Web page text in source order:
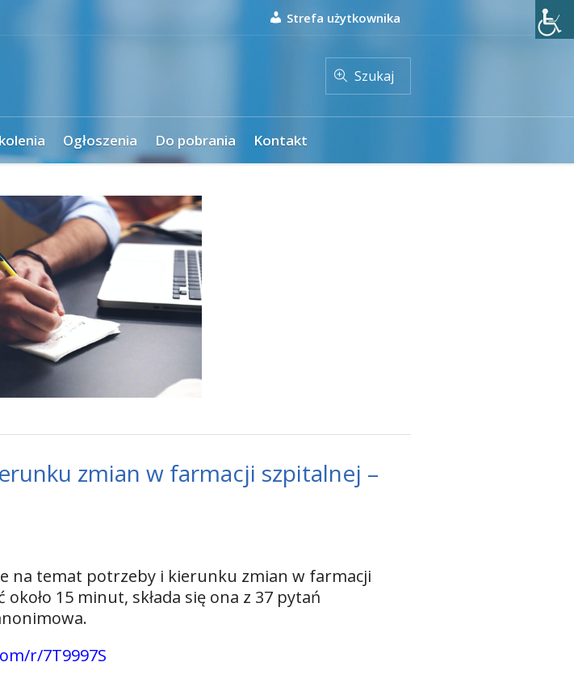
Strefa użytkownika
Szukaj
Ogłoszenia Do pobrania Kontakt
zmian w farmacji szpitalnej –
na temat potrzeby i kierunku zmian w farmacji
15 minut, składa się ona z 37 pytań
r/7T9997S